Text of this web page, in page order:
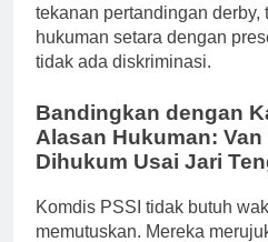
tekanan pertandingan derby,
hukuman setara dengan
tidak ada diskriminasi.
Bandingkan dengan
Alasan Hukuman:
Dihukum Usai Jari
Komdis PSSI tidak butuh
memutuskan. Mereka